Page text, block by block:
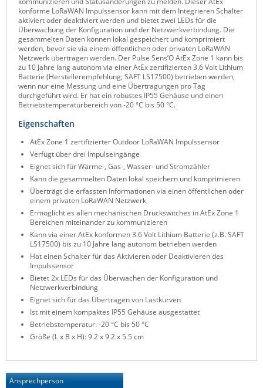
SIRIO Antenne
Sunbird
Tactical Software
TEKTELIC
Teltonika
Unwired Networks
Vision
WATTECO
Westermo
Yuasa
ZPE Systems
News zu unseren Herstellern
konforme LoRaWAN Impulssensor kann mit dem Integrieren Schalter
aktiviert oder deaktiviert werden und bietet zwei LEDs für die
Überwachung der Konfiguration und der Netzwerkverbindung. Die
gesammelten Daten können lokal gespeichert und komprimiert
werden, bevor sie via einem öffentlichen oder privaten LoRaWAN
Netzwerk übertragen werden. Der Pulse Sens’O AtEx Zone 1 kann bis
zu 10 Jahre lang autonom via einer AtEx zertifizierten 3.6 Volt Lithium
Batterie (Herstellerempfehlung; SAFT LS17500) betrieben werden,
wenn nur eine Messung und eine Übertragungen pro Tag
durchgeführt wird. Er hat ein robustes IP55 Gehäuse und einen
Betriebstemperaturbereich von -20 °C bis 50 °C.
Eigenschaften
AtEx Zone 1 zertifizierter Outdoor LoRaWAN Impulssensor
Verfügt über drei Impulseingänge
Eignet sich für Wärme-, Gas-, Wasser- und Stromzähler
Kann die gesammelten Daten lokal speichern und komprimieren
Überträgt die erfassten Informationen via einen öffentlichen oder
einem privaten LoRaWAN Netzwerk
Ermöglicht es allen mechanischen Druckswitches in AtEx Zone 1
Bereichen miteinander zu kommunizieren
Kann via einer AtEx konformen 3.6 Volt Lithium Batterie (z.B. SAFT
LS17500) bis zu 10 Jahre lang autonom betrieben werden
Hat einen Schalter für das Aktivieren oder Deaktivieren des
Impulssensor
Bietet 2x LEDs für das Überwachen der Konfiguration und
Netzwerkverbindung
Eignet sich für das Übertragen von Lastkurven
Ist mit einem kompaktes IP55 Gehäuse ausgestattet
Betriebstemperatur: -20 °C bis 50 °C
Größe (L x B x H): 9.2 x 9.2 x 5.5 cm
Ansprechperson